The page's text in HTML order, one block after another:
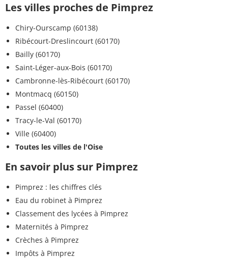
Les villes proches de Pimprez
Chiry-Ourscamp (60138)
Ribécourt-Dreslincourt (60170)
Bailly (60170)
Saint-Léger-aux-Bois (60170)
Cambronne-lès-Ribécourt (60170)
Montmacq (60150)
Passel (60400)
Tracy-le-Val (60170)
Ville (60400)
Toutes les villes de l'Oise
En savoir plus sur Pimprez
Pimprez : les chiffres clés
Eau du robinet à Pimprez
Classement des lycées à Pimprez
Maternités à Pimprez
Crèches à Pimprez
Impôts à Pimprez